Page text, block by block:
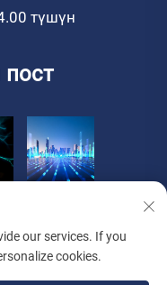
түшүн
our services. If you
cookies.